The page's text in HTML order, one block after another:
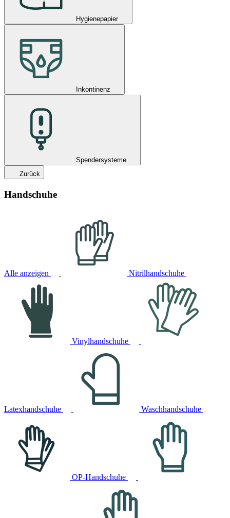
Hygienepapier
Inkontinenz
Spendersysteme
Zurück
Handschuhe
Alle anzeigen Nitrilhandschuhe
Vinylhandschuhe
Latexhandschuhe Waschhandschuhe
OP-Handschuhe